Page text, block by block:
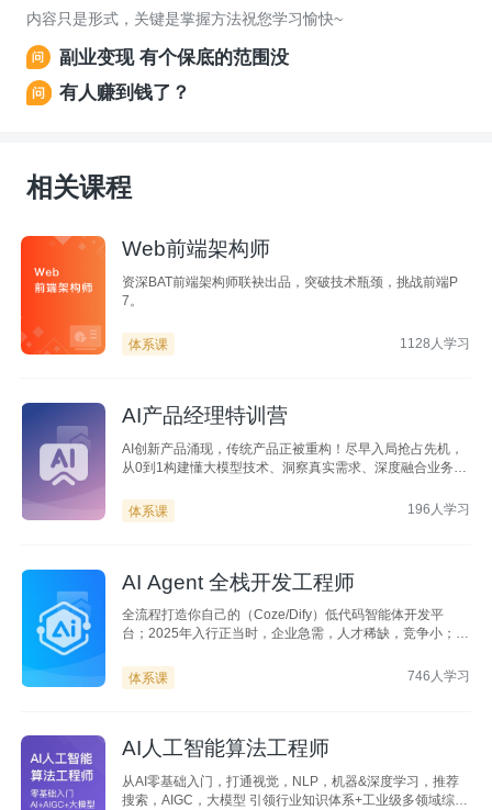
内容只是形式，关键是掌握方法祝您学习愉快~
副业变现 有个保底的范围没
有人赚到钱了？
相关课程
Web前端架构师
资深BAT前端架构师联袂出品，突破技术瓶颈，挑战前端P
7。
体系课 1128人学习
AI产品经理特训营
AI创新产品涌现，传统产品正被重构！尽早入局抢占先机，
从0到1构建懂大模型技术、洞察真实需求、深度融合业务的
门项目实战，大厂P8大咖亲授答疑
体系课 196人学习
AI Agent 全栈开发工程师
全流程打造你自己的（Coze/Dify）低代码智能体开发平
台；2025年入行正当时，企业急需，人才稀缺，竞争小；无
体系课
746人学习
AI人工智能算法工程师
从AI零基础入门，打通视觉，NLP，机器&深度学习，推荐
搜索，AIGC，大模型 引领行业知识体系+工业级多领域综合